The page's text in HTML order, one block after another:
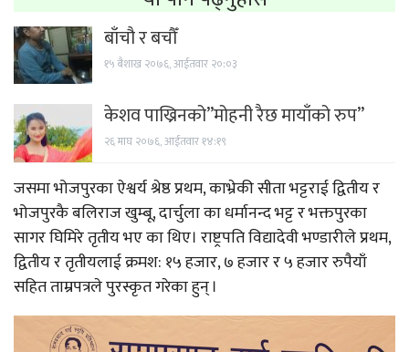
बाँचौ र बचौँ
१५ बैशाख २०७६, आईतवार २०:०३
केशव पाख्रिनको”मोहनी रैछ मायाँको रुप”
२६ माघ २०७६, आईतवार १४:१९
जसमा भोजपुरका ऐश्वर्य श्रेष्ठ प्रथम, काभ्रेकी सीता भट्टराई द्वितीय र
भोजपुरकै बलिराज खुम्बू, दार्चुला का धर्मानन्द भट्ट र भक्तपुरका
सागर घिमिरे तृतीय भए का थिए। राष्ट्रपति विद्यादेवी भण्डारीले प्रथम,
द्वितीय र तृतीयलाई क्रमश: १५ हजार, ७ हजार र ५ हजार रुपैयाँ
सहित ताम्रपत्रले पुरस्कृत गरेका हुन् ।